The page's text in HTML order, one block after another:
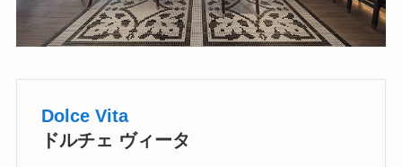
Dolce Vita
ドルチェ ヴィータ